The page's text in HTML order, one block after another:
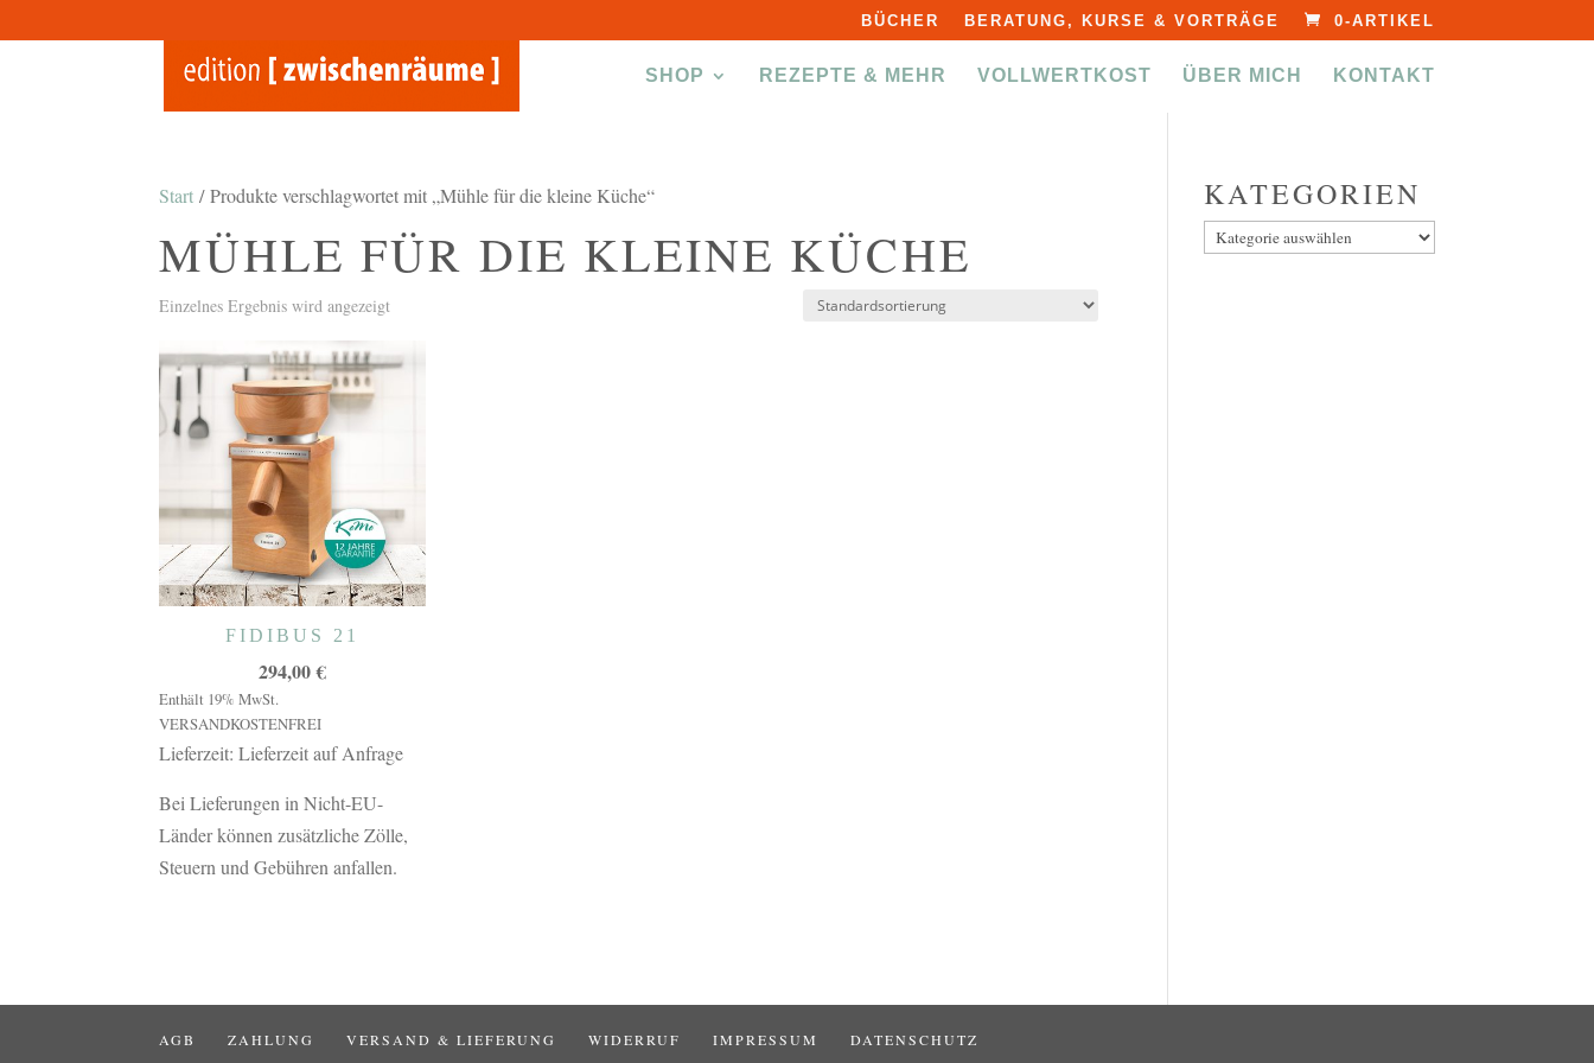
BÜCHER BERATUNG, KURSE & VORTRÄGE 0-ARTIKEL
SHOP REZEPTE & MEHR VOLLWERTKOST ÜBER MICH KONTAKT
Start / Produkte verschlagwortet mit „Mühle für die kleine Küche“
MÜHLE FÜR DIE KLEINE KÜCHE
Einzelnes Ergebnis wird angezeigt
FIDIBUS 21
294,00€
Enthält 19% MwSt.
VERSANDKOSTENFREI
Lieferzeit: Lieferzeit auf Anfrage
Bei Lieferungen in Nicht-EU-
Länder können zusätzliche Zölle,
Steuern und Gebühren anfallen.
KATEGORIEN
Kategorien
AGB ZAHLUNG VERSAND & LIEFERUNG WIDERRUF IMPRESSUM DATENSCHUTZ